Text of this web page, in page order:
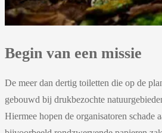
Begin van een missie
De meer dan dertig toiletten die op de
gebouwd bij drukbezochte
Hiermee hopen de organisatoren schade